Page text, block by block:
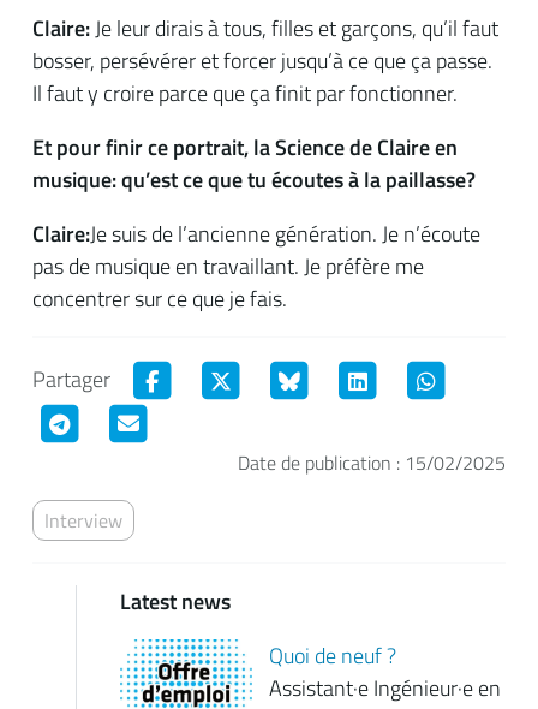
Claire:Je leur dirais à tous, filles et garçons, qu’il faut
bosser, persévérer et forcer jusqu’à ce que ça passe.
Il faut y croire parce que ça finit par fonctionner.
Et pour finir ce portrait, la Science de Claire en
musique: qu’est ce que tu écoutes à la paillasse?
Claire:Je suis de l’ancienne génération. Je n’écoute
pas de musique en travaillant. Je préfère me
concentrer sur ce que je fais.
Partager
Date de publication : 15/02/2025
Interview
Latest news
Quoi de neuf ?
Assistant·e Ingénieur·e en